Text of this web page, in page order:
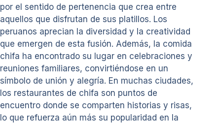
por el sentido de pertenencia que crea entre
aquellos que disfrutan de sus platillos. Los
peruanos aprecian la diversidad y la creatividad
que emergen de esta fusión. Además, la comida
chifa ha encontrado su lugar en celebraciones y
reuniones familiares, convirtiéndose en un
símbolo de unión y alegría. En muchas ciudades,
los restaurantes de chifa son puntos de
encuentro donde se comparten historias y risas,
lo que refuerza aún más su popularidad en la